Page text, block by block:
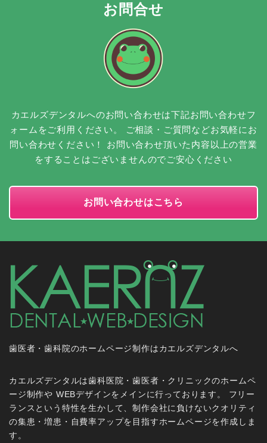
お問合せ
カエルズデンタルへのお問い合わせは下記お問い合わせフ
ォームをご利用ください。
ご相談・ご質問などお気軽にお
問い合わせください！
お問い合わせ頂いた内容以上の営業
をすることはございませんのでご安心ください
お問い合わせはこちら
歯医者・歯科院のホームページ制作はカエルズデンタルへ
カエルズデンタルは歯科医院・歯医者・クリニックのホームペ
ージ制作や WEBデザインをメインに行っております。 フリー
ランスという特性を生かして、制作会社に負けないクオリティ
の集患・増患・自費率アップを目指すホームページを作成しま
す。